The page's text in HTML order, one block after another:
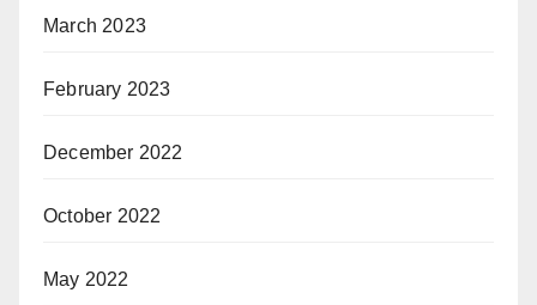
March 2023
February 2023
December 2022
October 2022
May 2022